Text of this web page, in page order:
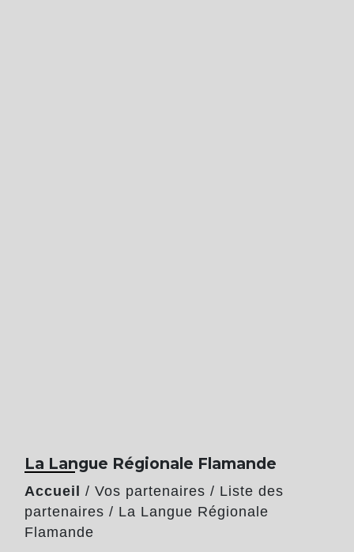
La Langue Régionale Flamande
Accueil / Vos partenaires / Liste des
partenaires / La Langue Régionale
Flamande